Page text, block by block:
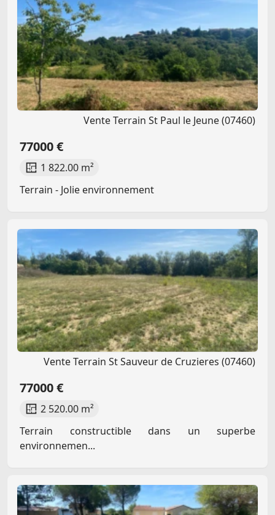
Vente Terrain St Paul le Jeune (07460)
77000 €
1 822.00 m²
Terrain - Jolie environnement
Vente Terrain St Sauveur de Cruzieres (07460)
77000 €
2 520.00 m²
Terrain constructible dans un superbe
environnemen...